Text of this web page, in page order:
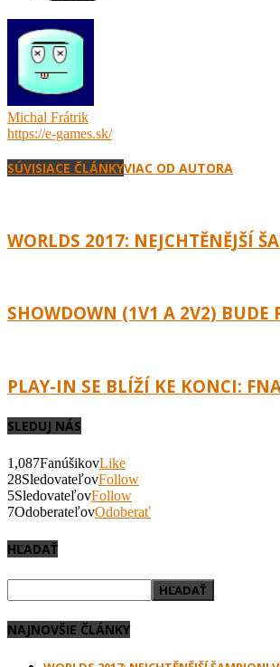
Michal Frátrik
https://e-games.sk/
SÚVISIACE ČLÁNKYVIAC OD AUTORA
WORLDS 2017: NEJCHTĚNĚJŠÍ
SHOWDOWN (1V1 A 2V2) BUDE
PLAY-IN SE BLÍŽÍ KE KONCI:
SLEDUJ NÁS
1,087FanúšikovLike
28SledovateľovFollow
5SledovateľovFollow
7OdoberateľovOdoberať
HĽADAŤ
NAJNOVŠIE ČLÁNKY